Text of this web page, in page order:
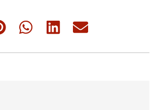
Share
Share
Share